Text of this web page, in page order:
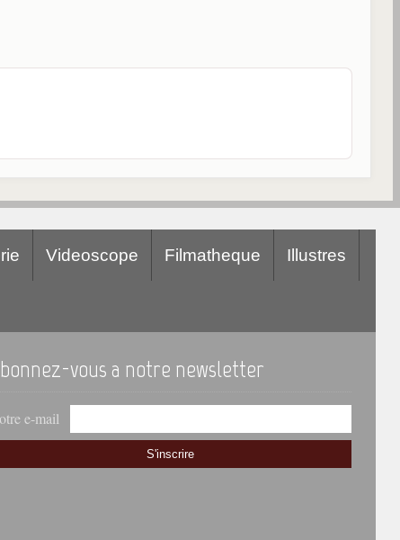
Videoscope Filmatheque Illustres
vous a notre newsletter
e-mail
S'inscrire